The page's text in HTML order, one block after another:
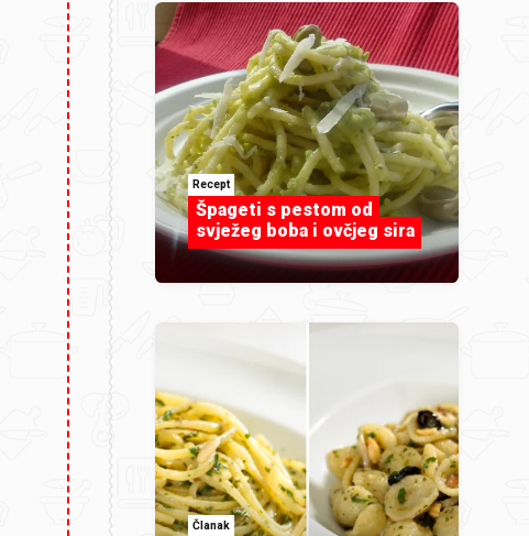
Recept
Špageti s pestom od
svježeg boba i ovčjeg sira
Članak